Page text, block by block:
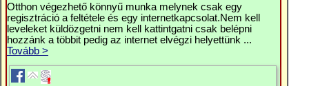
Otthon végezhető könnyű munka melynek csak egy
regisztráció a feltétele és egy internetkapcsolat.Nem kell
leveleket küldözgetni nem kell kattintgatni csak belépni
hozzánk a többit pedig az internet elvégzi helyettünk ...
Tovább >